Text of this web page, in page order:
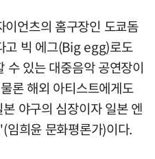
언츠의 홈구장인 도쿄돔
고 빅 에그(Big egg)로도
수 있는 대중음악 공연장이
론 해외 아티스트에게도
야구의 심장이자 일본 엔
임희윤 문화평론가)이다.